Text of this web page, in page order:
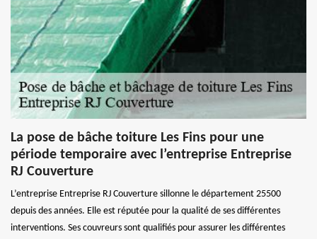
La pose de bâche toiture Les Fins pour une
période temporaire avec l’entreprise Entreprise
RJ Couverture
L’entreprise Entreprise RJ Couverture sillonne le département 25500
depuis des années. Elle est réputée pour la qualité de ses différentes
interventions. Ses couvreurs sont qualifiés pour assurer les différentes